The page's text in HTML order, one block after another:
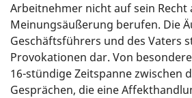
Arbeitnehmer nicht auf sein Recht
Meinungsäußerung berufen. Die
Geschäftsführers und des Vaters
Provokationen dar. Von
16-stündige Zeitspanne zwischen
Gesprächen, die eine